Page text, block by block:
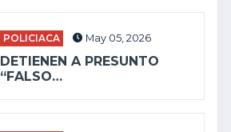
POLICIACA May 05, 2026
DETIENEN A PRESUNTO
“FALSO…